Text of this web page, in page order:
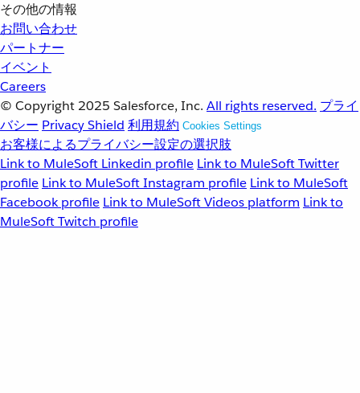
その他の情報
お問い合わせ
パートナー
イベント
Careers
© Copyright 2025 Salesforce, Inc. All rights reserved. プライ
バシー Privacy Shield 利用規約 Cookies Settings
お客様によるプライバシー設定の選択肢
Link to MuleSoft Linkedin profile Link to MuleSoft Twitter
profile Link to MuleSoft Instagram profile Link to MuleSoft
Facebook profile Link to MuleSoft Videos platform Link to
MuleSoft Twitch profile